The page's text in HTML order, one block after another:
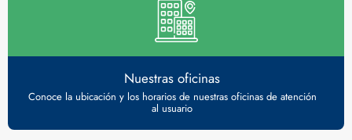
Nuestras oficinas
Conoce la ubicación y los horarios de nuestras oficinas de atención
al usuario